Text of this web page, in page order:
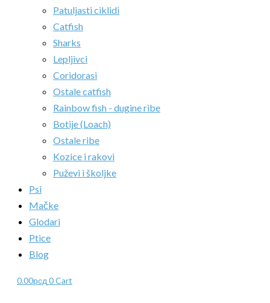
Patuljasti ciklidi
Catfish
Sharks
Lepljivci
Coridorasi
Ostale catfish
Rainbow fish - dugine ribe
Botije (Loach)
Ostale ribe
Kozice i rakovi
Puževi i školjke
Psi
Mačke
Glodari
Ptice
Blog
0.00рсд 0Cart